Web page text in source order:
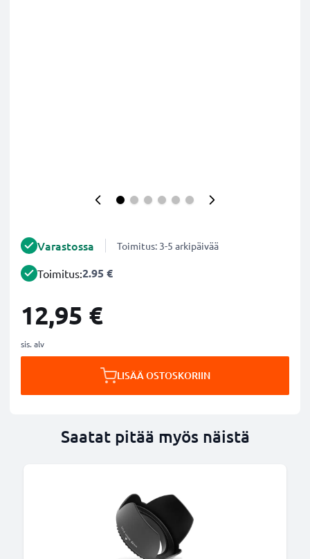
Varastossa Toimitus: 3-5 arkipäivää
Toimitus:2.95 €
12,95 €
sis. alv
LISÄÄ OSTOSKORIIN
Saatat pitää myös näistä